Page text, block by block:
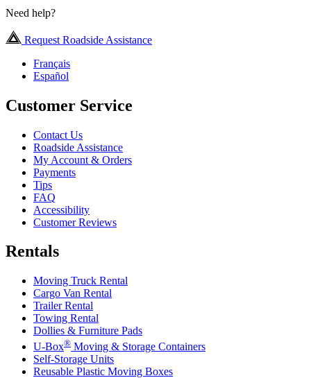
Need help?
Request Roadside Assistance
Français
Español
Customer Service
Contact Us
Roadside Assistance
My Account & Orders
Payments
Tips
FAQ
Accessibility
Customer Reviews
Rentals
Moving Truck Rental
Cargo Van Rental
Trailer Rental
Towing Rental
Dollies & Furniture Pads
U-Box® Moving & Storage Containers
Self-Storage Units
Reusable Plastic Moving Boxes